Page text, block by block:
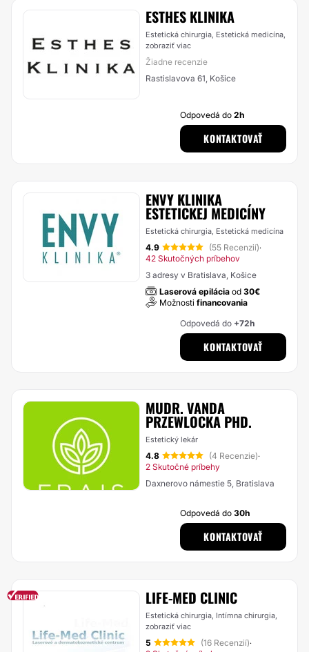
ESTHES KLINIKA
Estetická chirurgia, Estetická medicína,
zobraziť viac
Žiadne recenzie
Rastislavova 61, Košice
Odpovedá do2h
KONTAKTOVAŤ
ENVY KLINIKA
ESTETICKEJ MEDICÍNY
Estetická chirurgia, Estetická medicína
4.9 (55 Recenzií)·
42 Skutočných príbehov
3 adresy v Bratislava, Košice
Laserová epilácia od 30€
Možnosti financovania
Odpovedá do +72h
KONTAKTOVAŤ
MUDR. VANDA
PRZEWLOCKA PHD.
Estetický lekár
4.8 (4 Recenzie)·
2 Skutočné príbehy
Daxnerovo námestie 5, Bratislava
Odpovedá do30h
KONTAKTOVAŤ
LIFE-MED CLINIC
Estetická chirurgia, Intímna chirurgia,
zobraziť viac
5 (16 Recenzií)·